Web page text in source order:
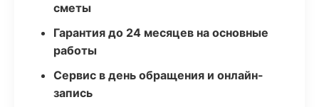
сметы
Гарантия до 24 месяцев на основные
работы
Сервис в день обращения и онлайн-
запись